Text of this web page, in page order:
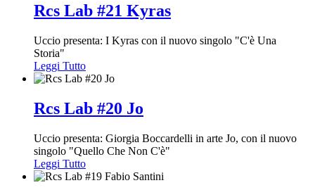
Rcs Lab #21 Kyras
Uccio presenta: I Kyras con il nuovo singolo "C'è Una
Storia"
Leggi Tutto
Rcs Lab #20 Jo
Uccio presenta: Giorgia Boccardelli in arte Jo, con il nuovo
singolo "Quello Che Non C'è"
Leggi Tutto